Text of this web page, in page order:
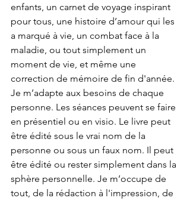
enfants, un carnet de voyage inspirant
pour tous, une histoire d’amour qui les
a marqué à vie, un combat face à la
maladie, ou tout simplement un
moment de vie, et même une
correction de mémoire de fin d'année.
Je m’adapte aux besoins de chaque
personne. Les séances peuvent se faire
en présentiel ou en visio. Le livre peut
être édité sous le vrai nom de la
personne ou sous un faux nom. Il peut
être édité ou rester simplement dans la
sphère personnelle. Je m’occupe de
tout, de la rédaction à l'impression, de